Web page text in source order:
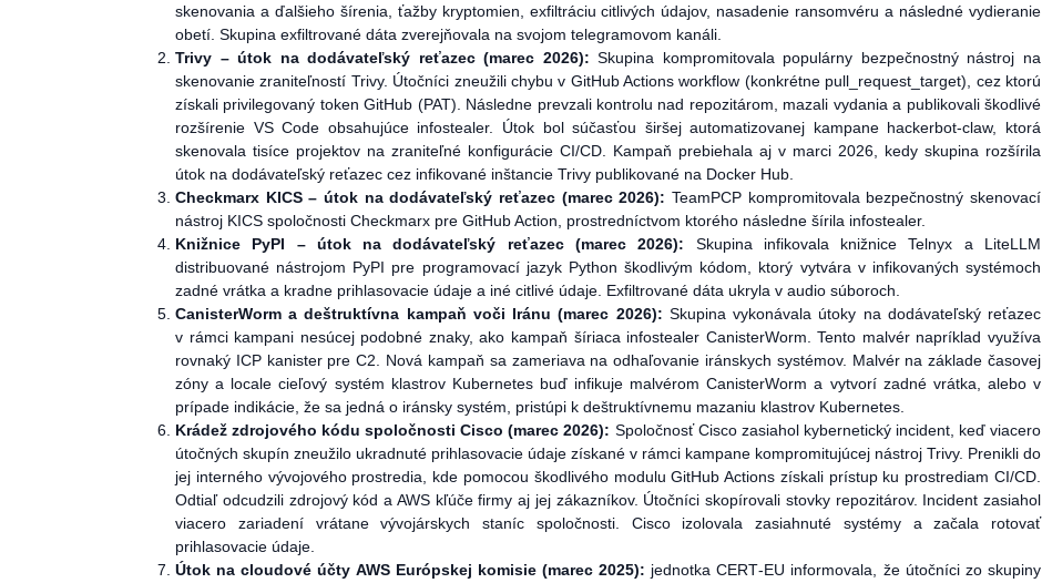
skenovania a ďalšieho šírenia, ťažby kryptomien, exfiltráciu citlivých údajov, nasadenie ransomvéru a následné vydieranie
obetí. Skupina exfiltrované dáta zverejňovala na svojom telegramovom kanáli.
Trivy – útok na dodávateľský reťazec (marec 2026): Skupina kompromitovala populárny bezpečnostný nástroj na
skenovanie zraniteľností Trivy. Útočníci zneužili chybu v GitHub Actions workflow (konkrétne pull_request_target), cez ktorú
získali privilegovaný token GitHub (PAT). Následne prevzali kontrolu nad repozitárom, mazali vydania a publikovali škodlivé
rozšírenie VS Code obsahujúce infostealer. Útok bol súčasťou širšej automatizovanej kampane hackerbot-claw, ktorá
skenovala tisíce projektov na zraniteľné konfigurácie CI/CD. Kampaň prebiehala aj v marci 2026, kedy skupina rozšírila
útok na dodávateľský reťazec cez infikované inštancie Trivy publikované na Docker Hub.
Checkmarx KICS – útok na dodávateľský reťazec (marec 2026): TeamPCP kompromitovala bezpečnostný skenovací
nástroj KICS spoločnosti Checkmarx pre GitHub Action, prostredníctvom ktorého následne šírila infostealer.
Knižnice PyPI – útok na dodávateľský reťazec (marec 2026): Skupina infikovala knižnice Telnyx a LiteLLM
distribuované nástrojom PyPI pre programovací jazyk Python škodlivým kódom, ktorý vytvára v infikovaných systémoch
zadné vrátka a kradne prihlasovacie údaje a iné citlivé údaje. Exfiltrované dáta ukryla v audio súboroch.
CanisterWorm a deštruktívna kampaň voči Iránu (marec 2026): Skupina vykonávala útoky na dodávateľský reťazec
v rámci kampani nesúcej podobné znaky, ako kampaň šíriaca infostealer CanisterWorm. Tento malvér napríklad využíva
rovnaký ICP kanister pre C2. Nová kampaň sa zameriava na odhaľovanie iránskych systémov. Malvér na základe časovej
zóny a locale cieľový systém klastrov Kubernetes buď infikuje malvérom CanisterWorm a vytvorí zadné vrátka, alebo v
prípade indikácie, že sa jedná o iránsky systém, pristúpi k deštruktívnemu mazaniu klastrov Kubernetes.
Krádež zdrojového kódu spoločnosti Cisco (marec 2026): Spoločnosť Cisco zasiahol kybernetický incident, keď viacero
útočných skupín zneužilo ukradnuté prihlasovacie údaje získané v rámci kampane kompromitujúcej nástroj Trivy. Prenikli do
jej interného vývojového prostredia, kde pomocou škodlivého modulu GitHub Actions získali prístup ku prostrediam CI/CD.
Odtiaľ odcudzili zdrojový kód a AWS kľúče firmy aj jej zákazníkov. Útočníci skopírovali stovky repozitárov. Incident zasiahol
viacero zariadení vrátane vývojárskych staníc spoločnosti. Cisco izolovala zasiahnuté systémy a začala rotovať
prihlasovacie údaje.
Útok na cloudové účty AWS Európskej komisie (marec 2025): jednotka CERT‑EU informovala, že útočníci zo skupiny